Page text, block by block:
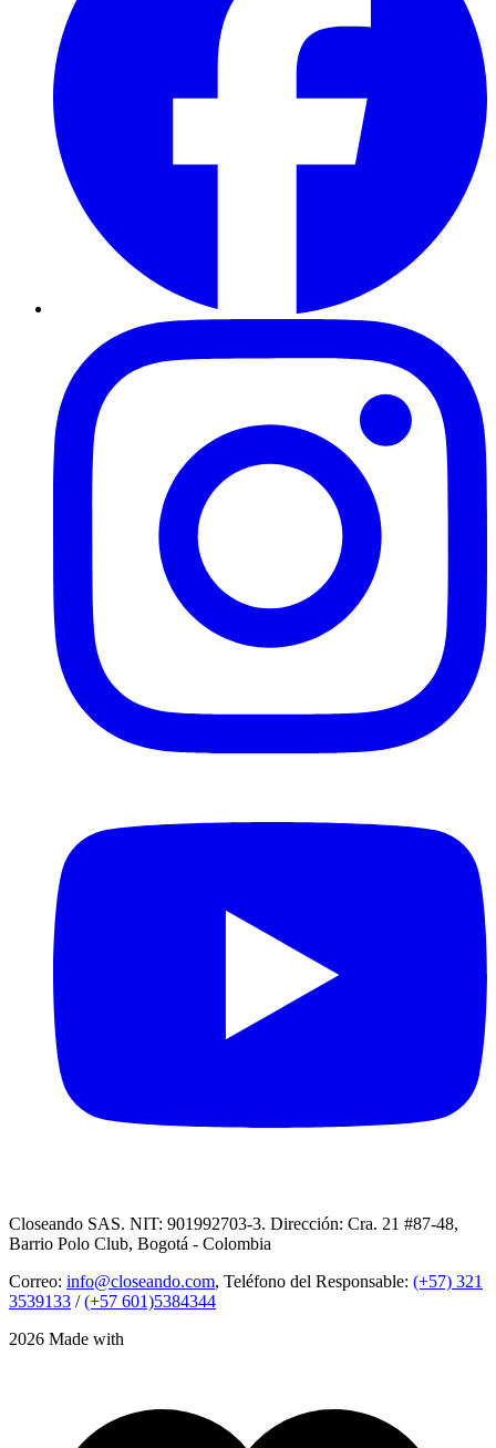
Closeando SAS. NIT: 901992703-3. Dirección: Cra. 21 #87-48,
Barrio Polo Club, Bogotá - Colombia
Correo: info@closeando.com, Teléfono del Responsable: (+57) 321
3539133 /(+57 601)5384344
2026 Made with